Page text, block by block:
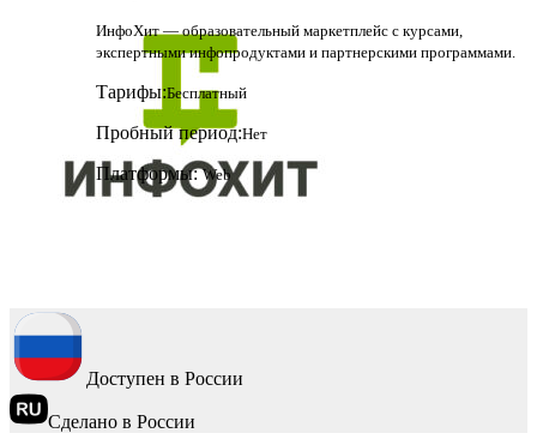
ИнфоХит — образовательный маркетплейс с курсами,
экспертными инфопродуктами и партнерскими программами.
Тарифы:Бесплатный
Пробный период:Нет
Платформы:Web
Доступен в России
Сделано в России